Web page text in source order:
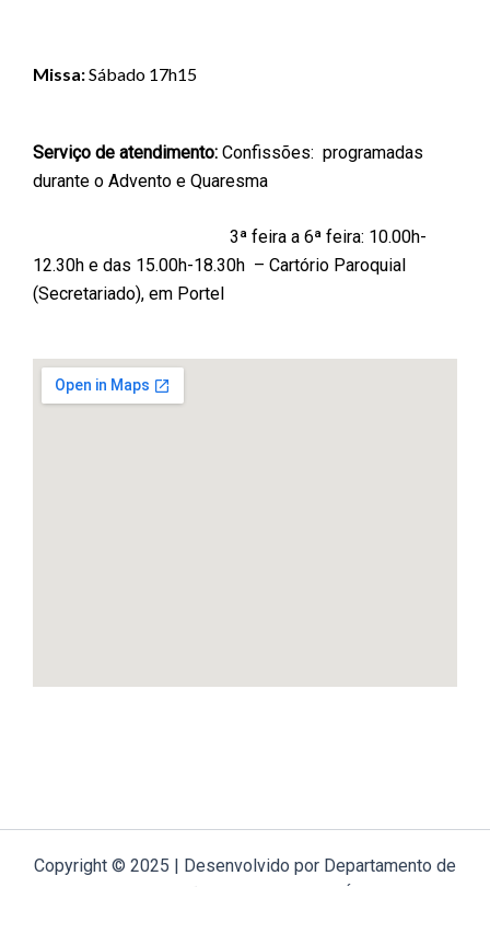
Missa:Sábado 17h15
Serviço de atendimento: Confissões: programadas
durante o Advento e Quaresma
3ª feira a 6ª feira: 10.00h-
12.30h e das 15.00h-18.30h – Cartório Paroquial
(Secretariado), em Portel
Copyright © 2025 | Desenvolvido por Departamento de